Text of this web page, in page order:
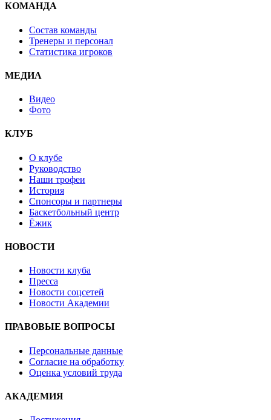
КОМАНДА
Состав команды
Тренеры и персонал
Статистика игроков
МЕДИА
Видео
Фото
КЛУБ
О клубе
Руководство
Наши трофеи
История
Спонсоры и партнеры
Баскетбольный центр
Ёжик
НОВОСТИ
Новости клуба
Пресса
Новости соцсетей
Новости Академии
ПРАВОВЫЕ ВОПРОСЫ
Персональные данные
Согласие на обработку
Оценка условий труда
АКАДЕМИЯ